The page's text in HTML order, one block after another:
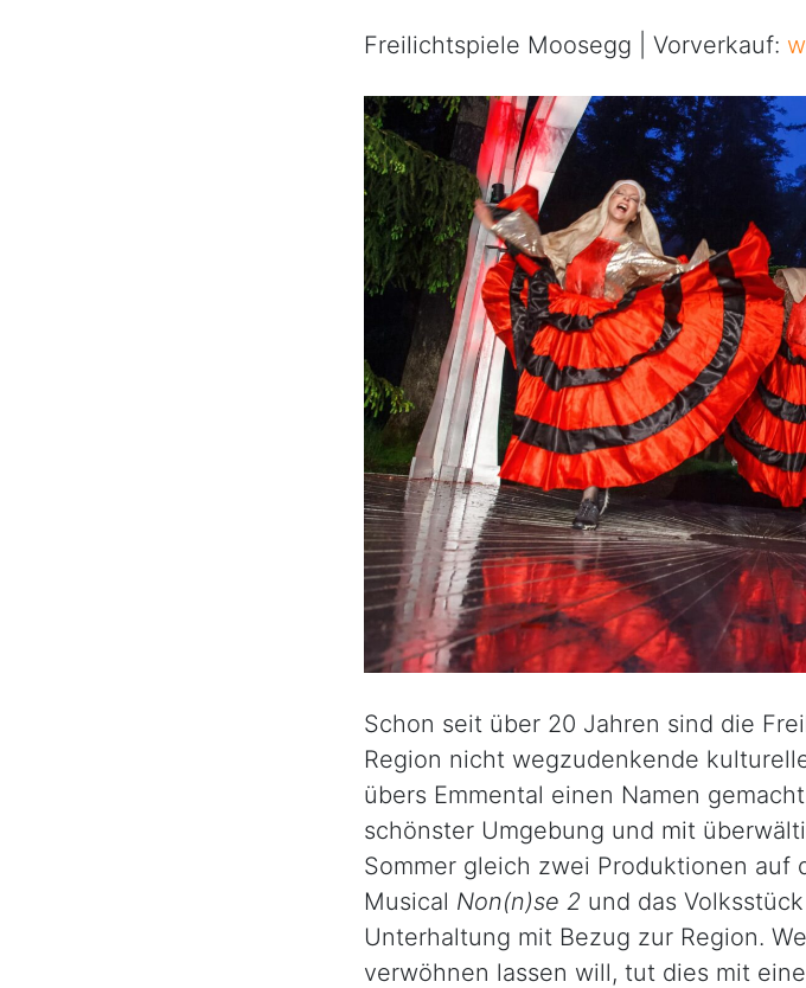
Freilichtspiele Moosegg | Vorverkauf:
Schon seit über 20 Jahren sind die
Region nicht wegzudenkende
übers Emmental einen Namen
schönster Umgebung und mit
Sommer gleich zwei Produktionen auf
Musical Non(n)se 2 und das Volksstück
Unterhaltung mit Bezug zur Region.
verwöhnen lassen will, tut dies mit